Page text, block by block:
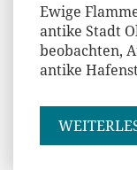
Ewige
antike Stadt
beobachten,
antike